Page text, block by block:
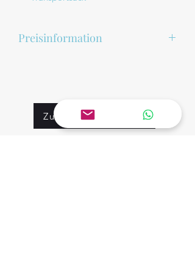
Preisinformation
on variieren. Wir behalten uns das Rech
t vor, die Preise jederzeit anzupassen.
Der endgültige
Zurück zur Auswahl